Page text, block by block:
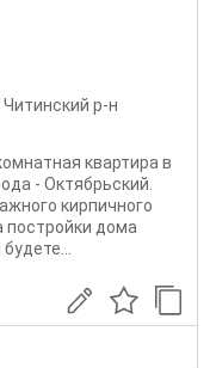
Читинский р-н
квартира в
- Октябрьский.
кирпичного
постройки дома